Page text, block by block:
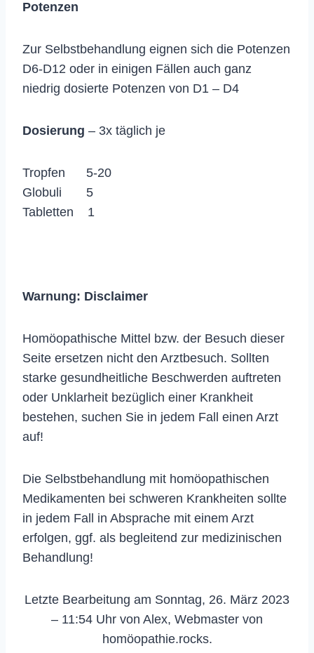
Potenzen
Zur Selbstbehandlung eignen sich die Potenzen
D6-D12 oder in einigen Fällen auch ganz
niedrig dosierte Potenzen von D1 – D4
Dosierung – 3x täglich je
Tropfen 5-20
Globuli 5
Tabletten 1
Warnung: Disclaimer
Homöopathische Mittel bzw. der Besuch dieser
Seite ersetzen nicht den Arztbesuch. Sollten
starke gesundheitliche Beschwerden auftreten
oder Unklarheit bezüglich einer Krankheit
bestehen, suchen Sie in jedem Fall einen Arzt
auf!
Die Selbstbehandlung mit homöopathischen
Medikamenten bei schweren Krankheiten sollte
in jedem Fall in Absprache mit einem Arzt
erfolgen, ggf. als begleitend zur medizinischen
Behandlung!
Letzte Bearbeitung am Sonntag, 26. März 2023
– 11:54 Uhr von Alex, Webmaster von
homöopathie.rocks.